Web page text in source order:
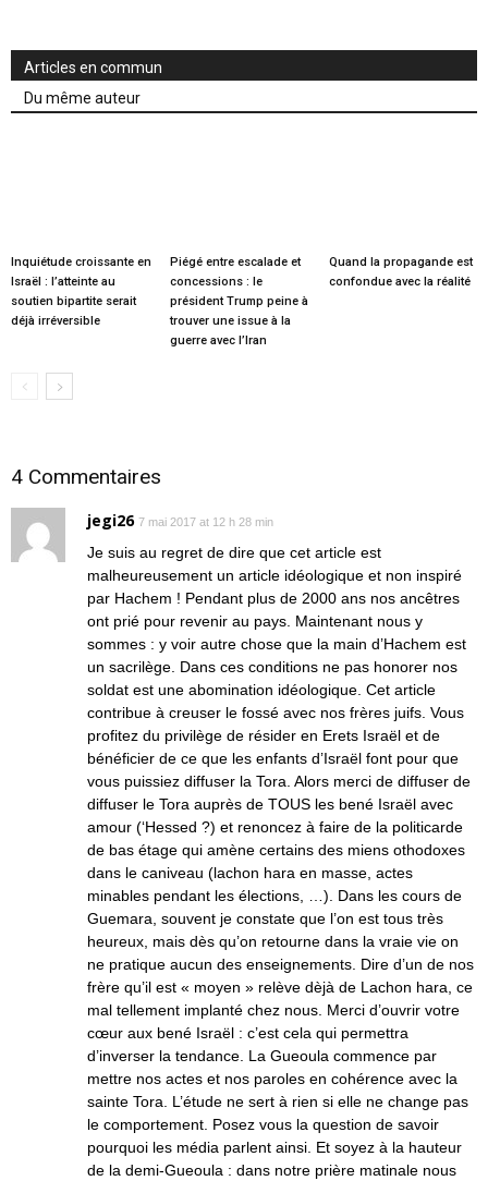
Articles en commun
Du même auteur
Inquiétude croissante en
Israël : l’atteinte au
soutien bipartite serait
déjà irréversible
Piégé entre escalade et
concessions : le
président Trump peine à
trouver une issue à la
guerre avec l’Iran
Quand la propagande est
confondue avec la réalité
4 Commentaires
jegi26 7 mai 2017 at 12 h 28 min
Je suis au regret de dire que cet article est
malheureusement un article idéologique et non inspiré
par Hachem ! Pendant plus de 2000 ans nos ancêtres
ont prié pour revenir au pays. Maintenant nous y
sommes : y voir autre chose que la main d’Hachem est
un sacrilège. Dans ces conditions ne pas honorer nos
soldat est une abomination idéologique. Cet article
contribue à creuser le fossé avec nos frères juifs. Vous
profitez du privilège de résider en Erets Israël et de
bénéficier de ce que les enfants d’Israël font pour que
vous puissiez diffuser la Tora. Alors merci de diffuser de
diffuser le Tora auprès de TOUS les bené Israël avec
amour (‘Hessed ?) et renoncez à faire de la politicarde
de bas étage qui amène certains des miens othodoxes
dans le caniveau (lachon hara en masse, actes
minables pendant les élections, …). Dans les cours de
Guemara, souvent je constate que l’on est tous très
heureux, mais dès qu’on retourne dans la vraie vie on
ne pratique aucun des enseignements. Dire d’un de nos
frère qu’il est « moyen » relève dèjà de Lachon hara, ce
mal tellement implanté chez nous. Merci d’ouvrir votre
cœur aux bené Israël : c’est cela qui permettra
d’inverser la tendance. La Gueoula commence par
mettre nos actes et nos paroles en cohérence avec la
sainte Tora. L’étude ne sert à rien si elle ne change pas
le comportement. Posez vous la question de savoir
pourquoi les média parlent ainsi. Et soyez à la hauteur
de la demi-Gueoula : dans notre prière matinale nous